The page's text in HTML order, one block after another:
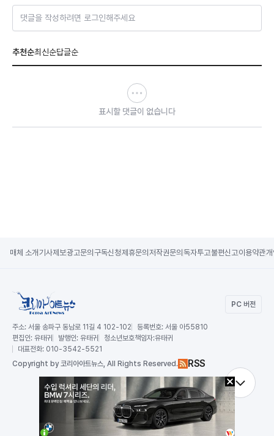
댓글을 작성하려면 로그인해주세요
추천순최신순답글순
표시할 댓글이 없습니다
매체 소개 기사제보광고문의 구독신청제휴문의 저작권문의 독자투고불편신고이용약관
PC 버전
주소: 서울 송파구 동남로 11길 4 102-102 등록번호: 서울 아55810
편집인: 유태귀 발행인: 유태귀 청소년보호책임자:유태귀
대표전화: 010-3542-5521
Copyright by 코리아아트뉴스, All Rights Reserved. RSS